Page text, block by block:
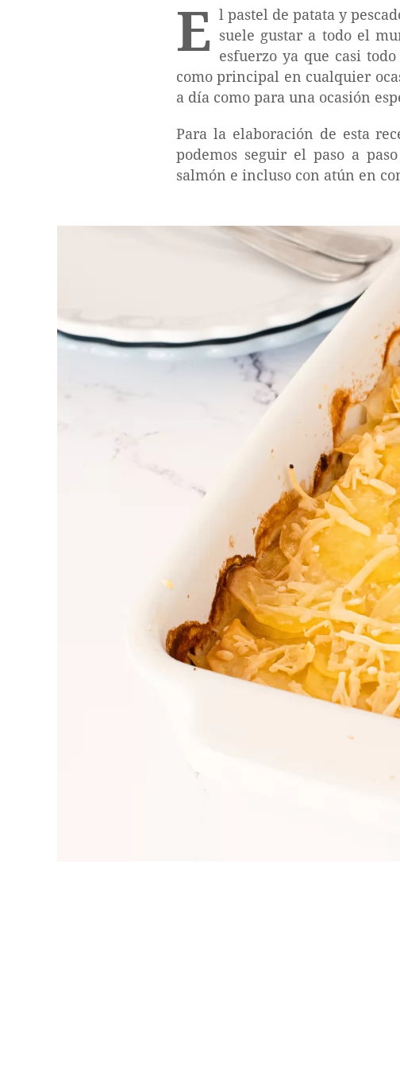
E l pastel de patata y
suele gustar a todo el
esfuerzo ya que casi
como principal en cualquier
a día como para una ocasión
Para la elaboración de esta
podemos seguir el paso a
salmón e incluso con atún en